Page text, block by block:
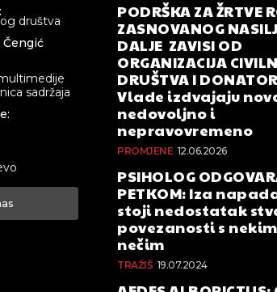
društva
Čengić
sadržaja
PODRŠKA ZA ŽRTVE
ZASNOVANOG
DALJE ZAVISI OD
ORGANIZACIJA
DRUŠTVA I
Vlade izdvajaju
nedovoljno i
nepravovremeno
PROMJENE 12.06.2026
PSIHOLOG
PETKOM: Iza
stoji nedostatak
povezanosti s
nečim
TRAŽIŠ 19.07.2024